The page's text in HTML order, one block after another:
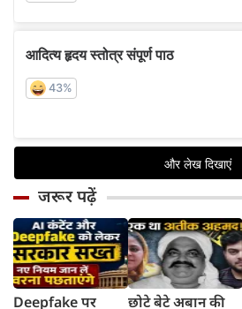
जरूर पढ़ें
Deepfake पर
छोटे बेटे अबान की